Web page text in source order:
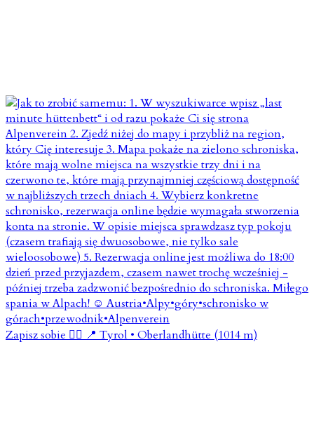
Zapisz sobie 👇🏼 📍 Tyrol • Oberlandhütte (1014 m)